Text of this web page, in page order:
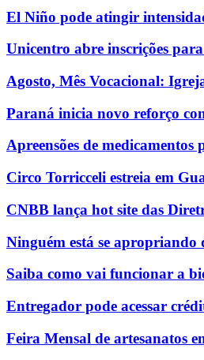
El Niño pode atingir
Unicentro abre inscrições
Agosto, Mês Vocacional:
Paraná inicia novo reforço
Apreensões de
Circo Torricceli estreia em
CNBB lança hot site das
Ninguém está se
Saiba como vai funcionar a
Entregador pode acessar
Feira Mensal de artesanatos